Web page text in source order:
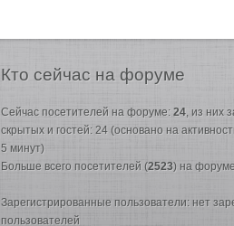
Кто сейчас на форуме
Сейчас посетителей на форуме: 24 , из них
скрытых и гостей: 24 (основано на
5 минут)
Больше всего посетителей (2523) на
Зарегистрированные пользователи: нет
пользователей